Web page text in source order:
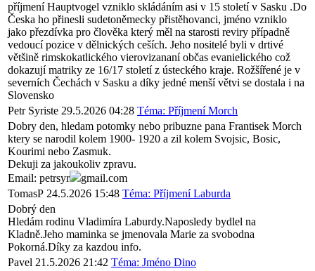
příjmení Hauptvogel vzniklo skládáním asi v 15 století v Sasku .Do
Česka ho přinesli sudetoněmecky přistěhovanci, jméno vzniklo
jako přezdívka pro člověka který měl na starosti reviry případně
vedoucí pozice v dělnických ceších. Jeho nositelé byli v drtivé
většině rimskokatlického vierovizananí občas evanielického což
dokazují matriky ze 16/17 století z ústeckého kraje. Rožšířené je v
severních Čechách v Sasku a díky jedné menší větvi se dostala i na
Slovensko
Petr Syriste 29.5.2026 04:28 Téma: Příjmení Morch
Dobry den, hledam potomky nebo pribuzne pana Frantisek Morch
ktery se narodil kolem 1900- 1920 a zil kolem Svojsic, Bosic,
Kourimi nebo Zasmuk.
Dekuji za jakoukoliv zpravu.
Email: petrsyr
gmail.com
TomasP 24.5.2026 15:48 Téma: Příjmení Laburda
Dobrý den
Hledám rodinu Vladimíra Laburdy.Naposledy bydlel na
Kladně.Jeho maminka se jmenovala Marie za svobodna
Pokorná.Díky za kazdou info.
Pavel 21.5.2026 21:42 Téma: Jméno Dino